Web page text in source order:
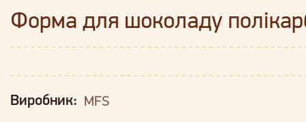
Форма для шоколаду
Виробник: MFS